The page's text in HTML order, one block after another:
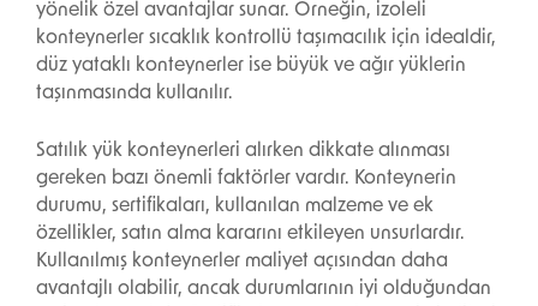
yönelik özel avantajlar sunar. Örneğin, izoleli
konteynerler sıcaklık kontrollü taşımacılık için idealdir,
düz yataklı konteynerler ise büyük ve ağır yüklerin
taşınmasında kullanılır.
Satılık yük konteynerleri alırken dikkate alınması
gereken bazı önemli faktörler vardır. Konteynerin
durumu, sertifikaları, kullanılan malzeme ve ek
özellikler, satın alma kararını etkileyen unsurlardır.
Kullanılmış konteynerler maliyet açısından daha
avantajlı olabilir, ancak durumlarının iyi olduğundan